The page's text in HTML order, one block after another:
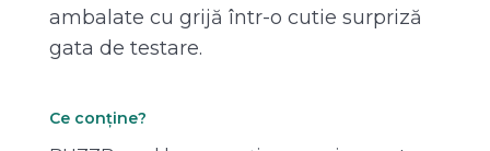
ambalate cu grijă într-o cutie surpriză
gata de testare.
Ce conține?